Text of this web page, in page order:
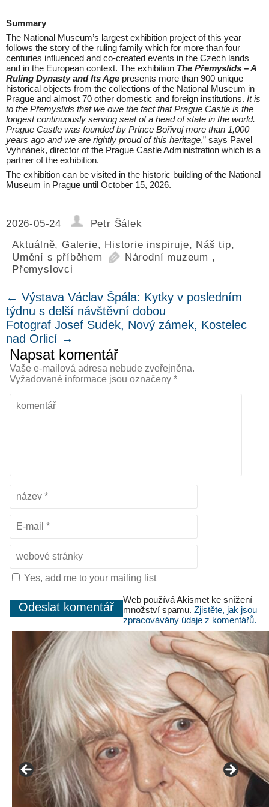
Summary
The National Museum’s largest exhibition project of this year
follows the story of the ruling family which for more than four
centuries influenced and co-created events in the Czech lands
and in the European context. The exhibition The Přemyslids – A
Ruling Dynasty and Its Age presents more than 900 unique
historical objects from the collections of the National Museum in
Prague and almost 70 other domestic and foreign institutions. It is
to the Přemyslids that we owe the fact that Prague Castle is the
longest continuously serving seat of a head of state in the world.
Prague Castle was founded by Prince Bořivoj more than 1,000
years ago and we are rightly proud of this heritage,” says Pavel
Vyhnánek, director of the Prague Castle Administration which is a
partner of the exhibition.
The exhibition can be visited in the historic building of the National
Museum in Prague until October 15, 2026.
2026-05-24
Petr Šálek
Aktuálně, Galerie, Historie inspiruje, Náš tip,
Umění s příběhem
Národní muzeum ,
Přemyslovci
← Výstava Václav Špála: Kytky v posledním
týdnu s delší návštěvní dobou
Fotograf Josef Sudek, Nový zámek, Kostelec
nad Orlicí →
Napsat komentář
Vaše e-mailová adresa nebude zveřejněna.
Vyžadované informace jsou označeny *
Yes, add me to your mailing list
Web používá Akismet ke snížení
množství spamu. Zjistěte, jak jsou
zpracovávány údaje z komentářů.